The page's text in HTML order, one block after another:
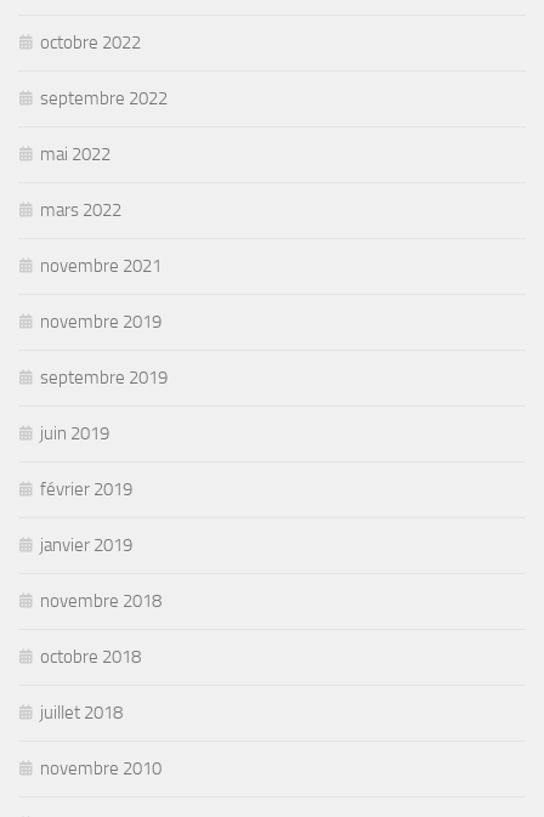
octobre 2022
septembre 2022
mai 2022
mars 2022
novembre 2021
novembre 2019
septembre 2019
juin 2019
février 2019
janvier 2019
novembre 2018
octobre 2018
juillet 2018
novembre 2010